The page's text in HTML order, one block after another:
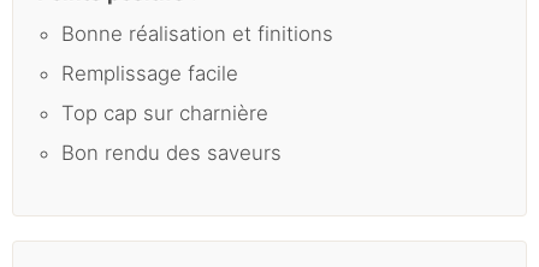
Bonne réalisation et finitions
Remplissage facile
Top cap sur charnière
Bon rendu des saveurs